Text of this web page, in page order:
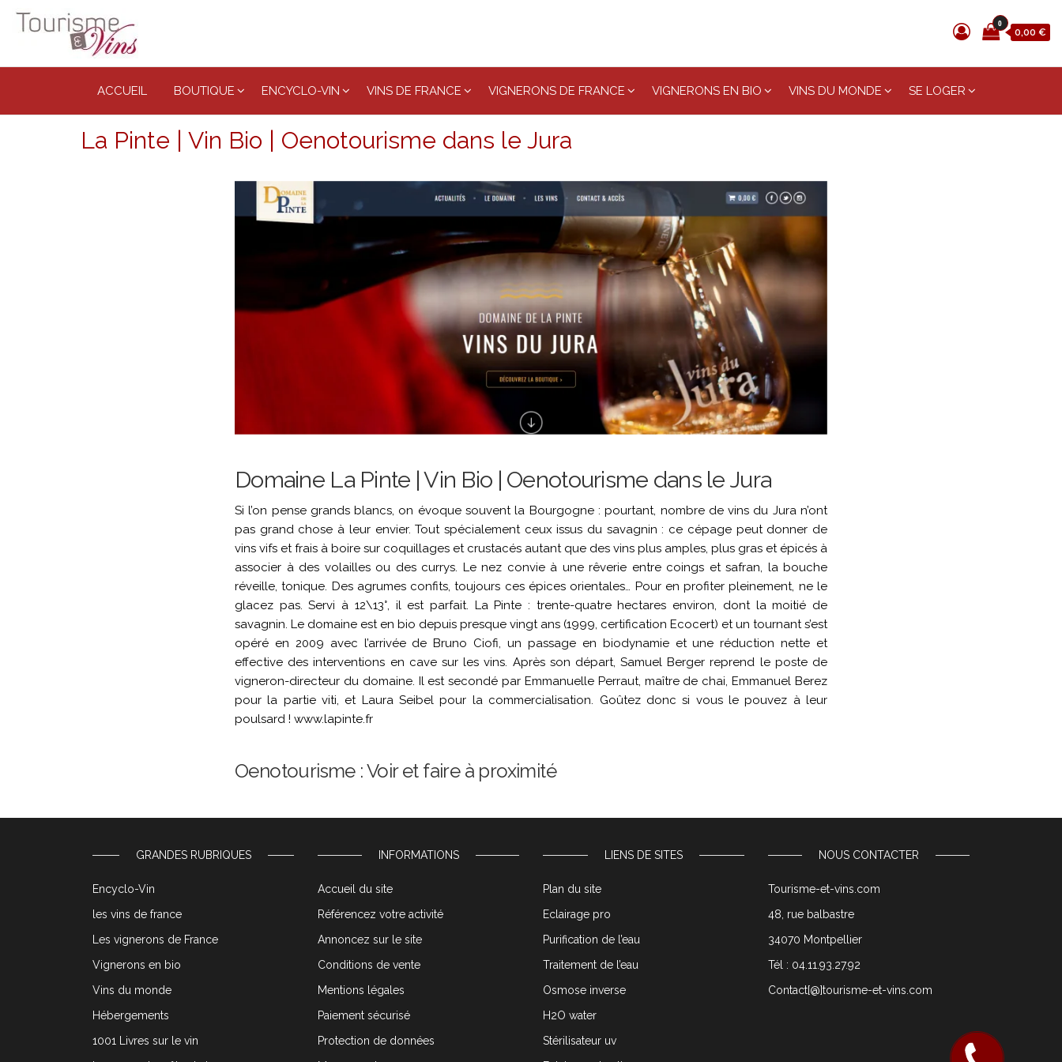
0
0,00 €
ACCUEIL BOUTIQUE ENCYCLO-VIN VINS DE FRANCE VIGNERONS DE FRANCE VIGNERONS EN BIO VINS DU MONDE SE LOGER
La Pinte | Vin Bio | Oenotourisme dans le Jura
Domaine La Pinte | Vin Bio | Oenotourisme dans le Jura
Si l’on pense grands blancs, on évoque souvent la Bourgogne : pourtant, nombre de vins du Jura n’ont
pas grand chose à leur envier. Tout spécialement ceux issus du savagnin : ce cépage peut donner de
vins vifs et frais à boire sur coquillages et crustacés autant que des vins plus amples, plus gras et épicés à
associer à des volailles ou des currys. Le nez convie à une rêverie entre coings et safran, la bouche
réveille, tonique. Des agrumes confits, toujours ces épices orientales… Pour en profiter pleinement, ne le
glacez pas. Servi à 12\13°, il est parfait. La Pinte : trente-quatre hectares environ, dont la moitié de
savagnin. Le domaine est en bio depuis presque vingt ans (1999, certification Ecocert) et un tournant s’est
opéré en 2009 avec l’arrivée de Bruno Ciofi, un passage en biodynamie et une réduction nette et
effective des interventions en cave sur les vins. Après son départ, Samuel Berger reprend le poste de
vigneron-directeur du domaine. Il est secondé par Emmanuelle Perraut, maître de chai, Emmanuel Berez
pour la partie viti, et Laura Seibel pour la commercialisation. Goûtez donc si vous le pouvez à leur
poulsard ! www.lapinte.fr
Oenotourisme : Voir et faire à proximité
GRANDES RUBRIQUES
Encyclo-Vin
les vins de france
Les vignerons de France
Vignerons en bio
Vins du monde
Hébergements
1001 Livres sur le vin
INFORMATIONS
Accueil du site
Référencez votre activité
Annoncez sur le site
Conditions de vente
Mentions légales
Paiement sécurisé
Protection de données
LIENS DE SITES
Plan du site
Eclairage pro
Purification de l’eau
Traitement de l’eau
Osmose inverse
H2O water
Stérilisateur uv
NOUS CONTACTER
Tourisme-et-vins.com
48, rue balbastre
34070 Montpellier
Tél : 04.11.93.27.92
Contact[@]tourisme-et-vins.com
Rappelez